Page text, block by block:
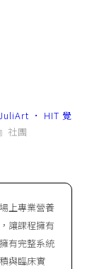
• HIT 覺
社團
上專業營養
讓課程擁有
有完整系統
與臨床實